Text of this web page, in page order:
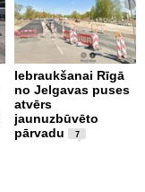
Iebraukšanai Rīgā
no Jelgavas puses
atvērs
jaunuzbūvēto
pārvadu
7